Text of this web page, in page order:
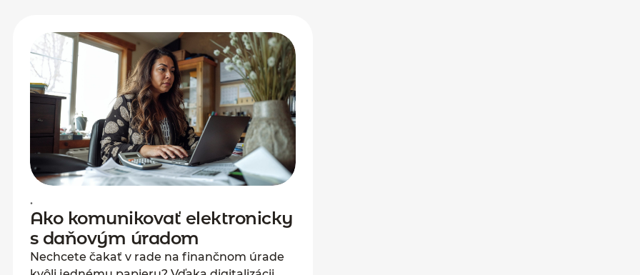
•
Ako komunikovať elektronicky
s daňovým úradom
Nechcete čakať v rade na finančnom úrade